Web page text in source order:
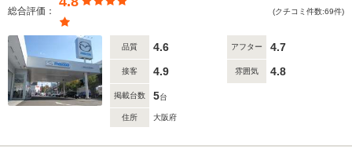
総合評価： (クチコミ件数:69件)
品質 4.6 アフター 4.7
接客 4.9 雰囲気 4.8
掲載台数 5台
住所 大阪府